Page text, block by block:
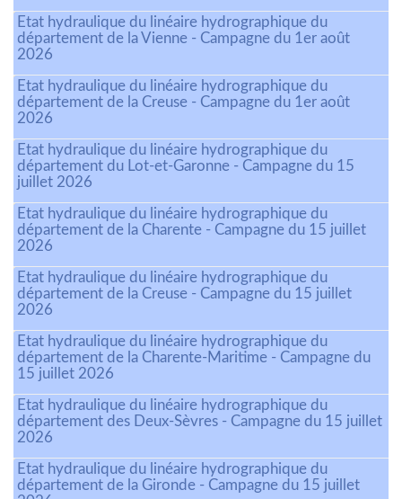
Etat hydraulique du linéaire hydrographique du
département de la Vienne - Campagne du 1er août
2026
Etat hydraulique du linéaire hydrographique du
département de la Creuse - Campagne du 1er août
2026
Etat hydraulique du linéaire hydrographique du
département du Lot-et-Garonne - Campagne du 15
juillet 2026
Etat hydraulique du linéaire hydrographique du
département de la Charente - Campagne du 15 juillet
2026
Etat hydraulique du linéaire hydrographique du
département de la Creuse - Campagne du 15 juillet
2026
Etat hydraulique du linéaire hydrographique du
département de la Charente-Maritime - Campagne du
15 juillet 2026
Etat hydraulique du linéaire hydrographique du
département des Deux-Sèvres - Campagne du 15 juillet
2026
Etat hydraulique du linéaire hydrographique du
département de la Gironde - Campagne du 15 juillet